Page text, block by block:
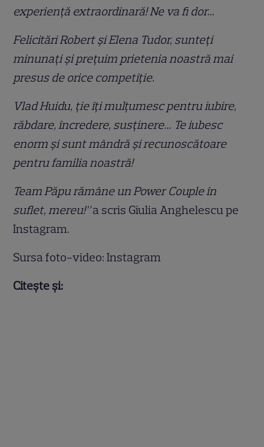
experiență extraordinară! Ne va fi dor…
Felicitări Robert și Elena Tudor, sunteți
minunați și prețuim prietenia noastră mai
presus de orice competiție.
Vlad Huidu, ție îți mulțumesc pentru iubire,
răbdare, încredere, susținere… Te iubesc
enorm și sunt mândră și recunoscătoare
pentru familia noastră!
Team Păpu rămâne un Power Couple în
suflet, mereu!”a scris Giulia Anghelescu pe
Instagram.
Sursa foto-video: Instagram
Citește și: